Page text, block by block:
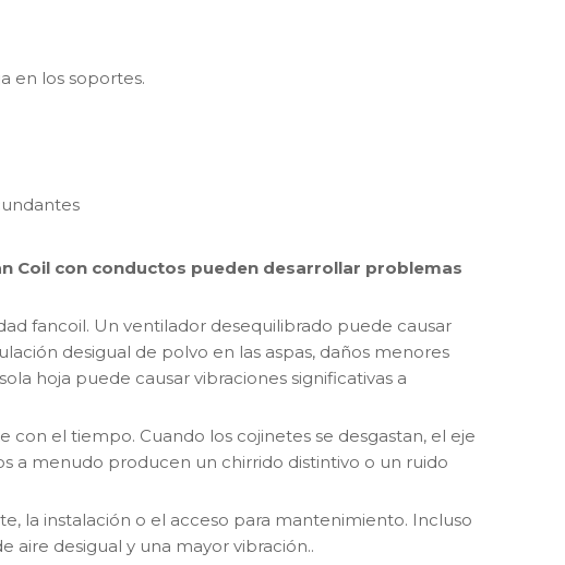
en los soportes.
Coil con conductos pueden desarrollar problemas
fancoil. Un ventilador desequilibrado puede causar
desigual de polvo en las aspas, daños menores
hoja puede causar vibraciones significativas a
el tiempo. Cuando los cojinetes se desgastan, el eje
a menudo producen un chirrido distintivo o un ruido
la instalación o el acceso para mantenimiento. Incluso
aire desigual y una mayor vibración..